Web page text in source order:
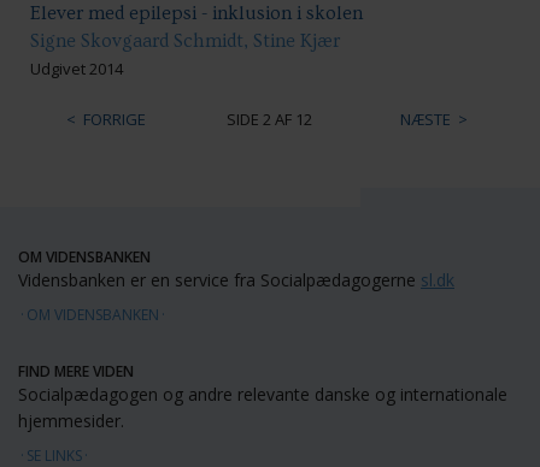
Elever med epilepsi - inklusion i skolen
Signe Skovgaard Schmidt, Stine Kjær
Udgivet 2014
FORRIGE SIDE 2 AF 12 NÆSTE
OM VIDENSBANKEN
Vidensbanken er en service fra Socialpædagogerne sl.dk
OM VIDENSBANKEN
FIND MERE VIDEN
Socialpædagogen og andre relevante danske og internationale
hjemmesider.
SE LINKS